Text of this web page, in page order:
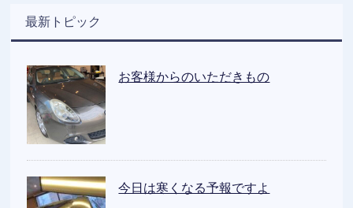
最新トピック
お客様からのいただきもの
今日は寒くなる予報ですよ